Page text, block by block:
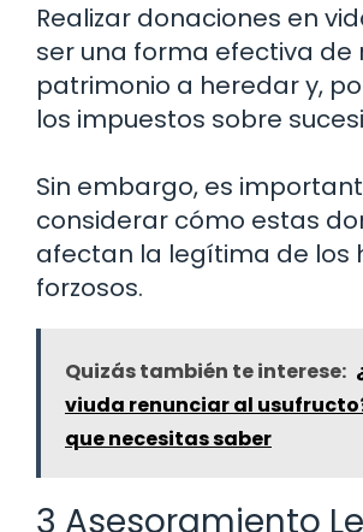
Realizar donaciones en
ser una forma efectiva de
patrimonio a heredar y,
los impuestos sobre
Sin embargo, es
considerar cómo estas
afectan la legítima de los
forzosos.
Quizás también te interese:
viuda renunciar al
que necesitas saber
3 Asesoramiento